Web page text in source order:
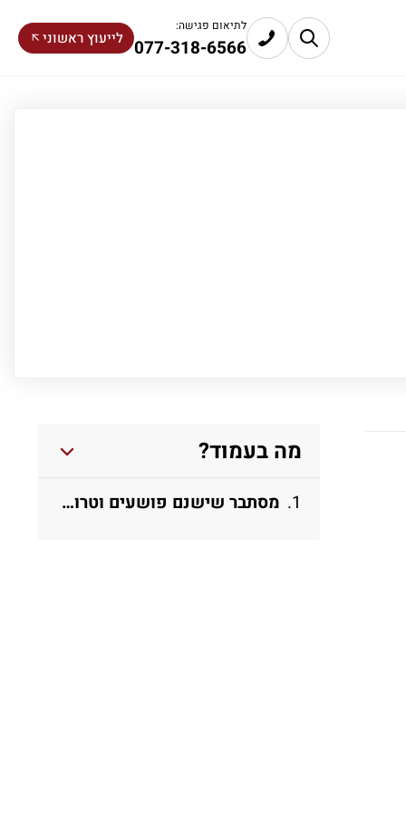
לתיאום פגישה:
077-318-6566 לייעוץ ראשוני
מה בעמוד?
מסתבר שישנם פושעים וטרוריסטים אשר עושים שימוש במכשירי הסלולאר של אפל. ה- FBI נתקל בבעיה כאשר הוא מבקש להתחקות אחר החומר שנמצא במכשירים אלו, משום שתוכנת ההפעלה של אפל נועלת את המכשיר או מוחקת את תוכנו לאחר 10 ניסיונות שגויים להקשת קוד הכניסה.